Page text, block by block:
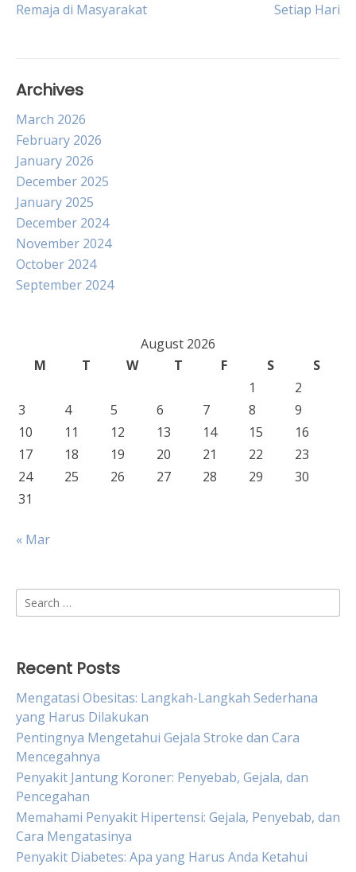
navigation
Remaja di Masyarakat
Setiap Hari
Archives
March 2026
February 2026
January 2026
December 2025
January 2025
December 2024
November 2024
October 2024
September 2024
August 2026
M
T W T F S
S
1
2
3
4 5 6 7 8
9
10
11 12 13 14 15
16
17
18 19 20 21 22
23
24
25 26 27 28 29
30
31
« Mar
Search
for:
Recent Posts
Mengatasi Obesitas: Langkah-Langkah Sederhana
yang Harus Dilakukan
Pentingnya Mengetahui Gejala Stroke dan Cara
Mencegahnya
Penyakit Jantung Koroner: Penyebab, Gejala, dan
Pencegahan
Memahami Penyakit Hipertensi: Gejala, Penyebab, dan
Cara Mengatasinya
Penyakit Diabetes: Apa yang Harus Anda Ketahui